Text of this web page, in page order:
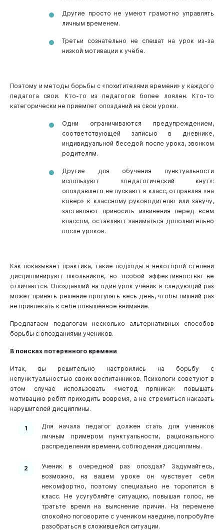
Другие просто не умеют грамотно управлять
личным временем.
Третьи сознательно не спешат на урок из-за
низкой мотивации к учёбе.
Поэтому и методы борьбы с «похитителями времени» у каждого
педагога свои. Кто-то из педагогов более лоялен. Кто-то
категорически не приемлет опозданий на свои уроки.
Одни ограничиваются предупреждением,
соответствующей записью в дневнике,
индивидуальной беседой после урока, звонком
родителям.
Другие для обучения пунктуальности
используют «педагогический кнут»:
опоздавшего не пускают в класс, отправляя «на
ковёр» к классному руководителю или завучу,
заставляют приносить извинения перед всем
классом, оставляют заниматься дополнительно
после уроков.
Как показывает практика, такие подходы в некоторой степени
дисциплинируют школьников, но особой эффективностью не
отличаются. Опоздавший на один урок ученик в следующий раз
может принять решение прогулять весь день, чтобы лишний раз
не привлекать к себе повышенное внимание.
Предлагаем педагогам несколько альтернативных способов
борьбы с опозданиями учеников.
В поисках потерянного времени
Итак, вы решительно настроились на борьбу с
непунктуальностью своих воспитанников. Психологи советуют в
этом случае использовать «метод пряника»: повышать
мотивацию ребят приходить вовремя, а не стремиться наказать
нарушителей дисциплины.
Для начала педагог должен стать для учеников
личным примером пунктуальности, рационального
распределения времени, соблюдения дисциплины.
Ученик в очередной раз опоздал? Задумайтесь,
возможно, на вашем уроке он чувствует себя
некомфортно, поэтому специально не торопится в
класс. Не усугубляйте ситуацию, повышая голос, не
тратьте время на выяснение причин. На перемене
спокойно поговорите с учеником наедине, попробуйте
разобраться в сложившейся ситуации.